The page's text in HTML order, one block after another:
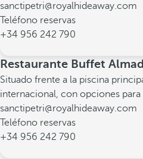
sanctipetri@royalhideaway.com
Teléfono reservas
+34 956 242 790
Restaurante Buffet
Situado frente a la piscina
internacional, con opciones para
sanctipetri@royalhideaway.com
Teléfono reservas
+34 956 242 790